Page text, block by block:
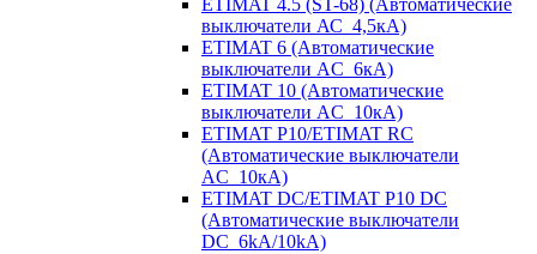
ETIMAT 4.5 (ST-68) (Автоматические
выключатели АС_4,5кА)
ETIMAT 6 (Автоматические
выключатели AC_6кА)
ETIMAT 10 (Автоматические
выключатели AC_10кА)
ETIMAT P10/ETIMAT RC
(Автоматические выключатели
AC_10кА)
ETIMAT DC/ETIMAT P10 DC
(Автоматические выключатели
DC_6kA/10kA)